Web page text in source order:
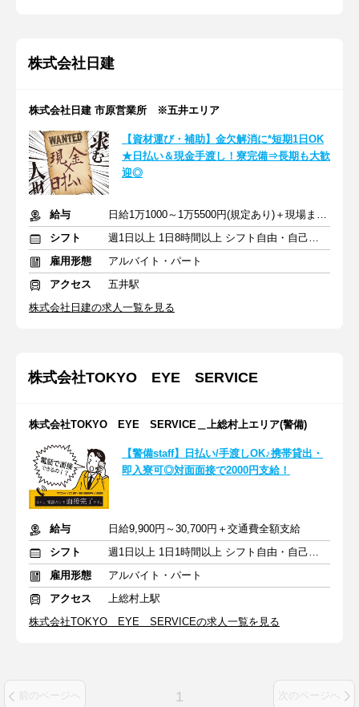
株式会社日建
株式会社日建 市原営業所 ※五井エリア
【資材運び・補助】金欠解消に*短期1日OK
★日払い＆現金手渡し！寮完備⇒長期も大歓
迎◎
給与
日給1万1000～1万5500円(規定あり)＋現場までの交通費全額支給
シフト
週1日以上 1日8時間以上 シフト自由・自己申告
雇用形態
アルバイト・パート
アクセス
五井駅
株式会社日建の求人一覧を見る
株式会社TOKYO EYE SERVICE
株式会社TOKYO EYE SERVICE＿上総村上エリア(警備)
【警備staff】日払い/手渡しOK♪携帯貸出・
即入寮可◎対面面接で2000円支給！
給与
日給9,900円～30,700円＋交通費全額支給
シフト
週1日以上 1日1時間以上 シフト自由・自己申告
雇用形態
アルバイト・パート
アクセス
上総村上駅
株式会社TOKYO EYE SERVICEの求人一覧を見る
前のページへ 1 次のページへ